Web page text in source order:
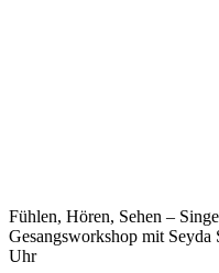
Fühlen, Hören, Sehen –
Gesangsworkshop mit
Uhr